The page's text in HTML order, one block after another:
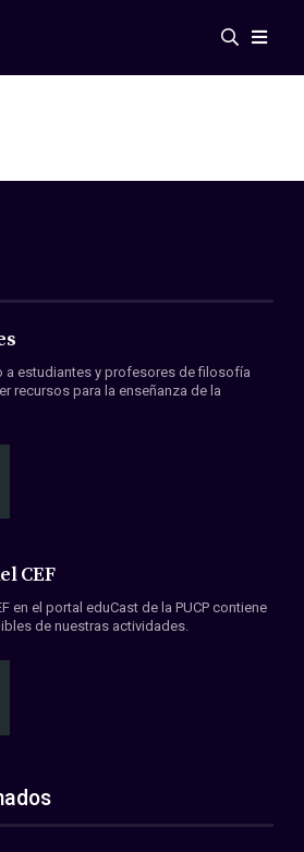
a estudiantes y profesores de filosofía
recursos para la enseñanza de la
CEF
en el portal eduCast de la PUCP contiene
de nuestras actividades.